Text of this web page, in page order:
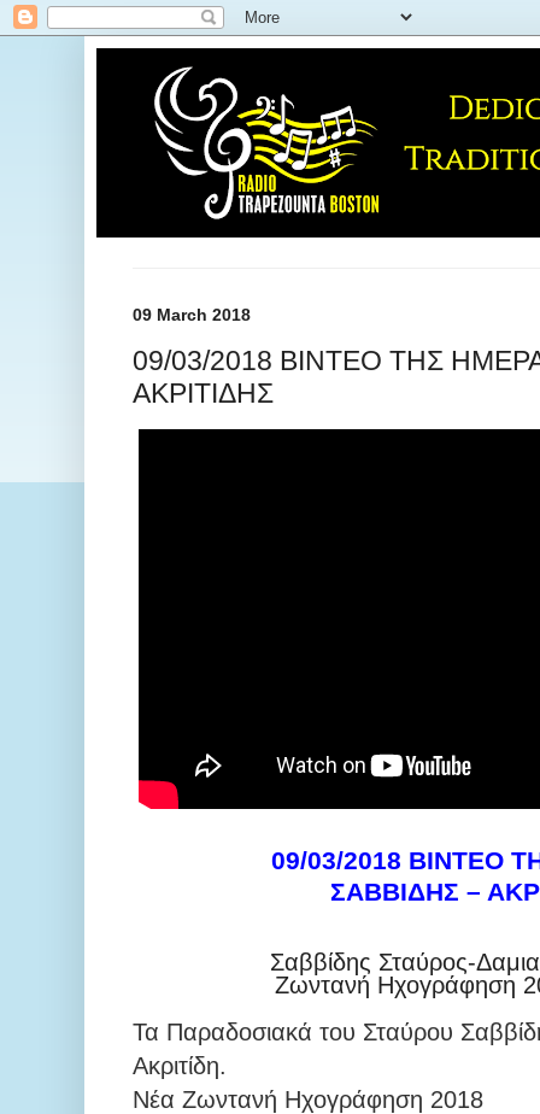
09 March 2018
09/03/2018 ΒΙΝΤΕΟ ΤΗΣ
ΑΚΡΙΤΙΔΗΣ
09/03/2018 ΒΙΝΤΕΟ
ΣΑΒΒΙΔΗΣ –
Σαββίδης Σταύρος-
Ζωντανή Ηχογράφηση
Τα Παραδοσιακά του Σταύρου
Ακριτίδη.
Νέα Ζωντανή Ηχογράφηση 2018